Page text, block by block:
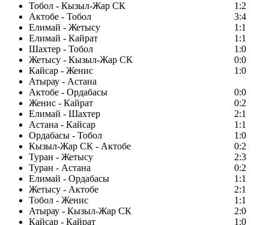
Тобол - Кызыл-Жар СК
1:2
Актобе - Тобол
3:4
Елимай - Жетысу
1:1
Елимай - Кайрат
1:1
Шахтер - Тобол
1:0
Жетысу - Кызыл-Жар СК
0:0
Кайсар - Женис
1:0
Атырау - Астана
Актобе - Ордабасы
0:0
Женис - Кайрат
0:2
Елимай - Шахтер
2:1
Астана - Кайсар
1:1
Ордабасы - Тобол
1:0
Кызыл-Жар СК - Актобе
0:2
Туран - Жетысу
2:3
Туран - Астана
0:2
Елимай - Ордабасы
1:1
Жетысу - Актобе
2:1
Тобол - Женис
1:1
Атырау - Кызыл-Жар СК
2:0
Кайсар - Кайрат
1:0